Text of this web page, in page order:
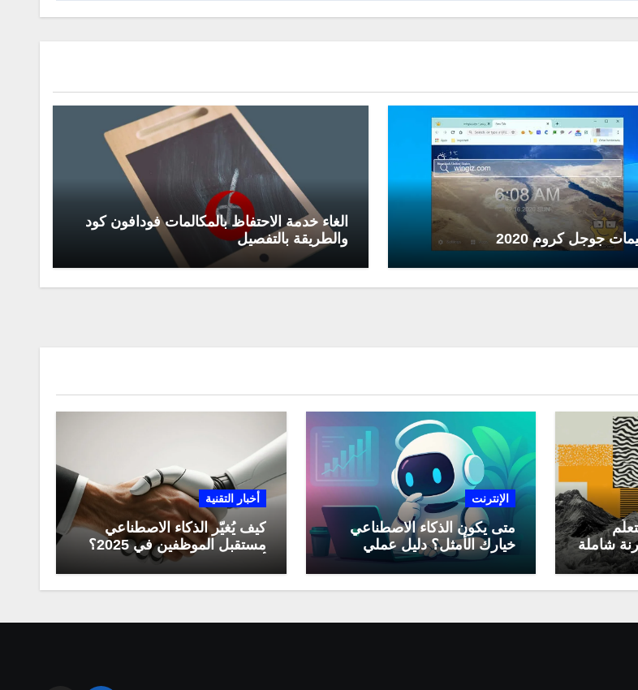
جوجل كروم 2020
الغاء خدمة الاحتفاظ بالمكالمات فودافون كود
والطريقة بالتفصيل
شاملة
الإنترنت
متى يكون الذكاء الاصطناعي
خيارك الأمثل؟ دليل عملي
لاستخدامه في العمل اليومي
أخبار التقنية
كيف يُغيّر الذكاء الاصطناعي
مستقبل الموظفين في 2025؟
أبرز التحولات المهنية